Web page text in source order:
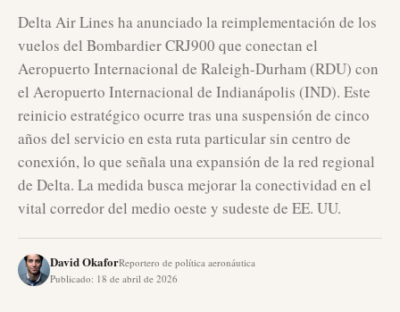
Delta Air Lines ha anunciado la reimplementación de los
vuelos del Bombardier CRJ900 que conectan el
Aeropuerto Internacional de Raleigh-Durham (RDU) con
el Aeropuerto Internacional de Indianápolis (IND). Este
reinicio estratégico ocurre tras una suspensión de cinco
años del servicio en esta ruta particular sin centro de
conexión, lo que señala una expansión de la red regional
de Delta. La medida busca mejorar la conectividad en el
vital corredor del medio oeste y sudeste de EE. UU.
David OkaforReportero de política aeronáutica
Publicado: 18 de abril de 2026